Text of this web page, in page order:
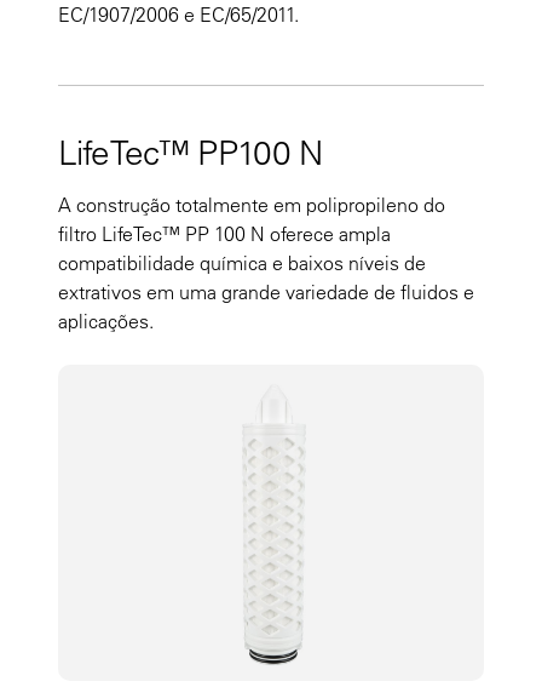
EC/1907/2006 e EC/65/2011.
LifeTec™ PP100 N
A construção totalmente em polipropileno do
filtro LifeTec™ PP 100 N oferece ampla
compatibilidade química e baixos níveis de
extrativos em uma grande variedade de fluidos e
aplicações.